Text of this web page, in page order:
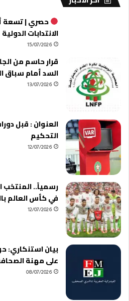
حصري | تسعة
الانتدابات الدولية
15/07/2026
قرار حاسم من
السد أمام سباق
13/07/2026
التحكيم
12/07/2026
رسمياً..
في كأس العالم
12/07/2026
بيان استنكاري:
على مهنة
08/07/2026